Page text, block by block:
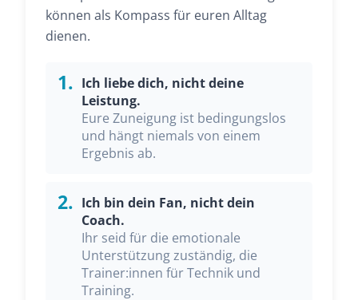
können als Kompass für euren Alltag
dienen.
1. Ich liebe dich, nicht deine
Leistung.
Eure Zuneigung ist bedingungslos
und hängt niemals von einem
Ergebnis ab.
2. Ich bin dein Fan, nicht dein
Coach.
Ihr seid für die emotionale
Unterstützung zuständig, die
Trainer:innen für Technik und
Training.